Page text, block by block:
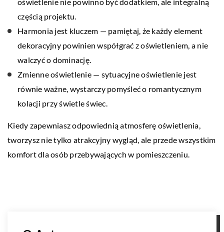
oświetlenie nie powinno być dodatkiem, ale integralną
częścią projektu.
Harmonia jest kluczem — pamiętaj, że każdy element
dekoracyjny powinien współgrać z oświetleniem, a nie
walczyć o dominację.
Zmienne oświetlenie — sytuacyjne oświetlenie jest
równie ważne, wystarczy pomyśleć o romantycznym
kolacji przy świetle świec.
Kiedy zapewniasz odpowiednią atmosferę oświetlenia,
tworzysz nie tylko atrakcyjny wygląd, ale przede wszystkim
komfort dla osób przebywających w pomieszczeniu.